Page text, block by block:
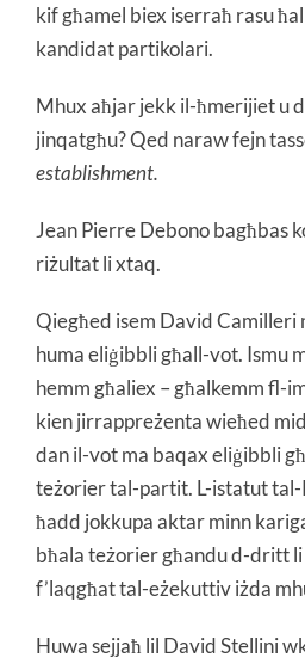
kif għamel biex iserraħ rasu
kandidat partikolari.
Mhux aħjar jekk il-ħmerijiet u
jinqatgħu? Qed naraw fejn
establishment.
Jean Pierre Debono bagħbas
riżultat li xtaq.
Qiegħed isem David Camilleri
huma eliġibbli għall-vot. Ismu
hemm għaliex – għalkemm fl-
kien jirrappreżenta wieħed
dan il-vot ma baqax eliġibbli
teżorier tal-partit. L-istatut
ħadd jokkupa aktar minn
bħala teżorier għandu d-dritt
f’laqgħat tal-eżekuttiv iżda
Huwa sejjaħ lil David Stellini